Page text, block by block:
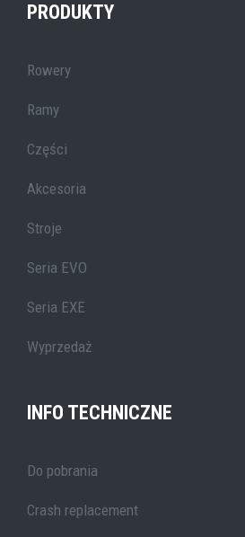
PRODUKTY
Rowery
Ramy
Części
Akcesoria
Stroje
Seria EVO
Seria EXE
Wyprzedaż
INFO TECHNICZNE
Do pobrania
Crash replacement